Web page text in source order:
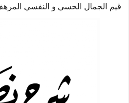
قيم الجمال الحسي و النفسي